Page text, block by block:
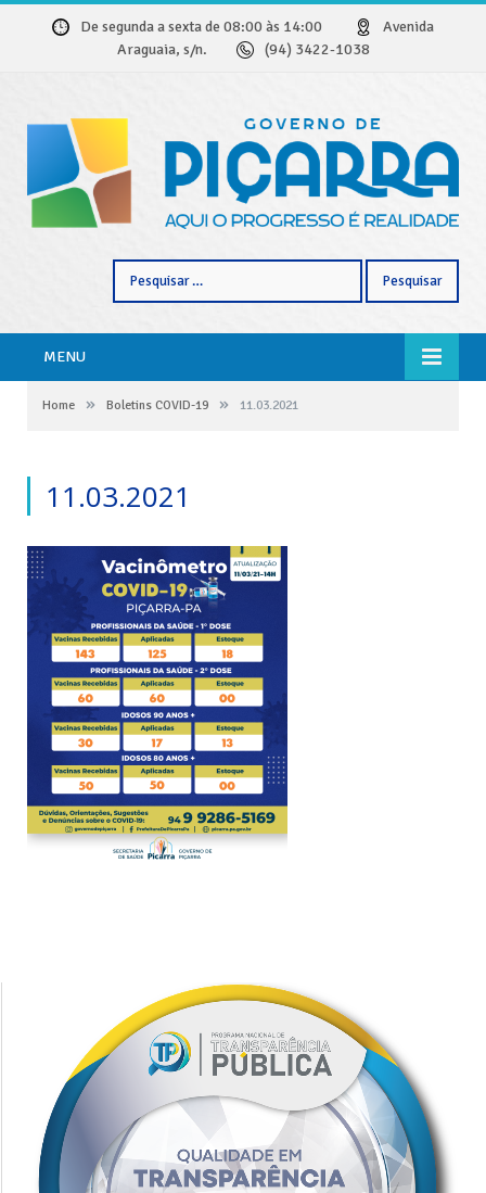
De segunda a sexta de 08:00 às 14:00
Avenida
Araguaia, s/n.
(94) 3422-1038
MENU
Home » Boletins COVID-19 » 11.03.2021
11.03.2021